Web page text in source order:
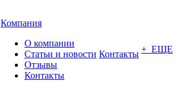
Компания
О компании
Статьи и новости
Отзывы
Контакты
Контакты + ЕЩЕ